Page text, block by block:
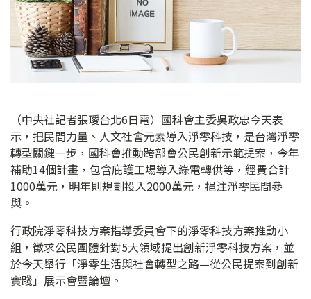
（中央社記者張璦台北6日電）國科會主委吳政忠今天表
示，把民間力量、人文社會元素導入淨零科技，是台灣淨零
轉型關鍵一步，國科會推動跨部會公民創新示範提案，今年
補助14個計畫，包含庇護工場導入綠電轉供等，經費合計
1000萬元，明年則規劃投入2000萬元，挹注淨零民間參
與。
行政院淨零科技方案指導委員會下的淨零科技方案推動小
組，徵求公民團體針對5大領域提出創新淨零科技方案，並
於今天舉行「淨零生活與社會轉型之路—從公民提案到創新
實踐」展示會暨論壇。